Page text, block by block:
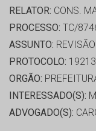
RELATOR: CONS.
PROCESSO: TC/
ASSUNTO:
PROTOCOLO:
ORGÃO:
INTERESSADO(S):
ADVOGADO(S):